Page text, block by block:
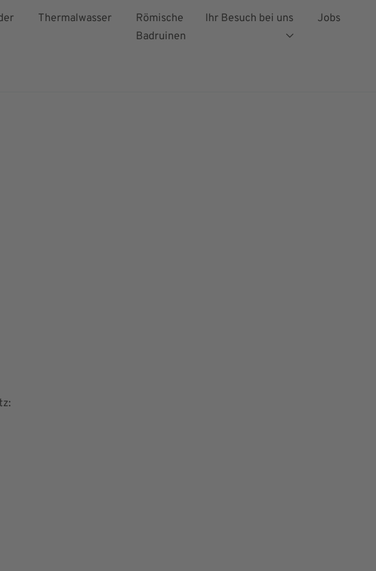
Thermalwasser
Römische
Badruinen
Ihr Besuch bei uns Jobs